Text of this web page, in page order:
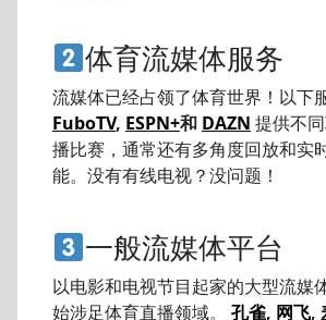
体育流媒体服务
流媒体已经占领了体育世界！以下
FuboTV, ESPN+和 DAZN 提供不
播比赛，通常还有多角度回放和实
能。没有有线电视？没问题！
一般流媒体平台
以电影和电视节目起家的大型流媒
始涉足体育直播领域。 孔雀, 网飞,